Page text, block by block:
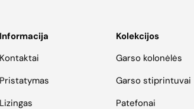
Informacija
Kontaktai
Pristatymas
Lizingas
Kolekcijos
Garso kolonėlės
Garso stiprintuvai
Patefonai